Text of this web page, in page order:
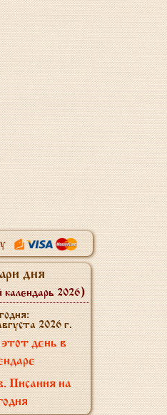
дня
календарь 2026)
2026 г.
день в
Писания на